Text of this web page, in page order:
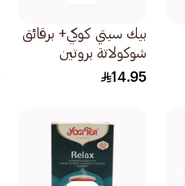
بيك سيتي كوكي+ برقائق
شوكولاتة بروتين
113جرام
14.95